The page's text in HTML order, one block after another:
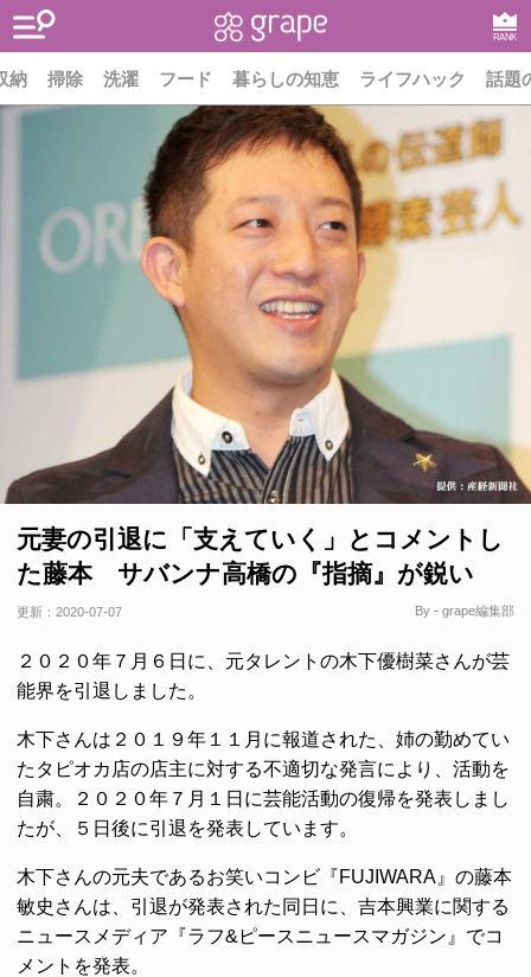
RANK
納 掃除 洗濯 フード 暮らしの知恵 ライフハック 話題
元妻の引退に「支えていく」とコメントし
た藤本 サバンナ高橋の『指摘』が鋭い
更新： 2020-07-07 By - grape編集部
２０２０年７月６日に、元タレントの木下優樹菜さんが芸
能界を引退しました。
木下さんは２０１９年１１月に報道された、姉の勤めてい
たタピオカ店の店主に対する不適切な発言により、活動を
自粛。２０２０年７月１日に芸能活動の復帰を発表しまし
たが、５日後に引退を発表しています。
木下さんの元夫であるお笑いコンビ『FUJIWARA』の藤本
敏史さんは、引退が発表された同日に、吉本興業に関する
ニュースメディア『ラフ&ピースニュースマガジン』でコ
メントを発表。